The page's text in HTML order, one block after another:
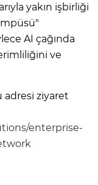
yakın işbirliği
AI çağında
ve
adresi ziyaret
enterprise-